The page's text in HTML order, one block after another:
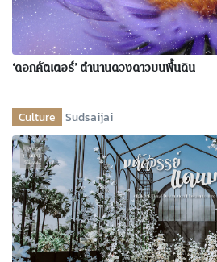
‘ดอกคัตเตอร์’ ตำนานดวงดาวบนพื้นดิน
Culture Sudsaijai